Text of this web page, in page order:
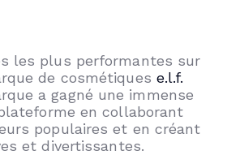
les plus performantes sur
de cosmétiques e.l.f.
a gagné une immense
en collaborant
populaires et en créant
et divertissantes.